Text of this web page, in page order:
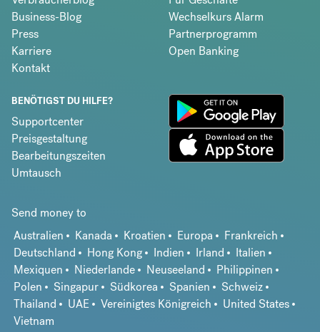
Business-Blog
Press
Karriere
Kontakt
Wechselkurs Alarm
Partnerprogramm
Open Banking
BENÖTIGST DU HILFE?
Supportcenter
Preisgestaltung
Bearbeitungszeiten
Umtausch
Send money to
Australien
Kanada Kroatien Europa
Frankreich
Deutschland
Hong Kong Indien Irland
Italien
Mexiquen
Niederlande Neuseeland
Philippinen
Polen
Singapur Südkorea Spanien
Schweiz
Thailand
UAE Vereinigtes Königreich
United States
Vietnam